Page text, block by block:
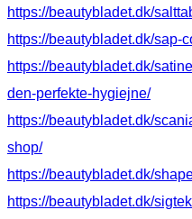
https://beautybladet.dk/
https://beautybladet.dk/sap-
https://beautybladet.dk/
den-perfekte-hygiejne/
https://beautybladet.dk/
shop/
https://beautybladet.dk/
https://beautybladet.dk/